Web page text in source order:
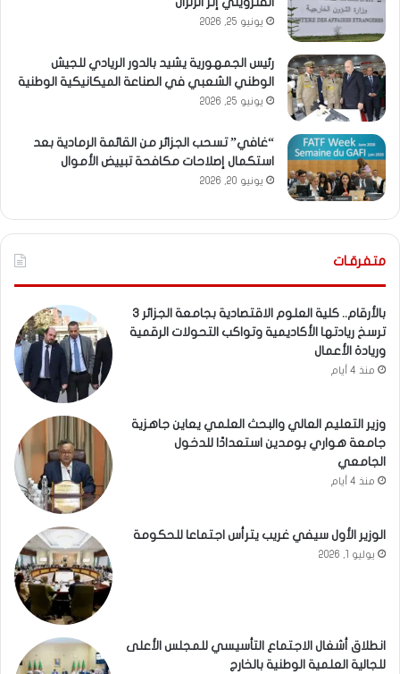
يونيو 25, 2026
رئيس الجمهورية يشيد بالدور الريادي للجيش
الوطني الشعبي في الصناعة الميكانيكية الوطنية
يونيو 25, 2026
“غافي” تسحب الجزائر من القائمة الرمادية بعد
استكمال إصلاحات مكافحة تبييض الأموال
يونيو 20, 2026
متفرقـات
بالأرقام.. كلية العلوم الاقتصادية بجامعة الجزائر 3
ترسخ ريادتها الأكاديمية وتواكب التحولات الرقمية
وريادة الأعمال
منذ 4 أيام
وزير التعليم العالي والبحث العلمي يعاين جاهزية
جامعة هواري بومدين استعدادًا للدخول
الجامعي
منذ 4 أيام
الوزير الأول سيفي غريب يترأس اجتماعا للحكومة
يوليو 1, 2026
انطلاق أشغال الاجتماع التأسيسي للمجلس الأعلى
للجالية العلمية الوطنية بالخارج